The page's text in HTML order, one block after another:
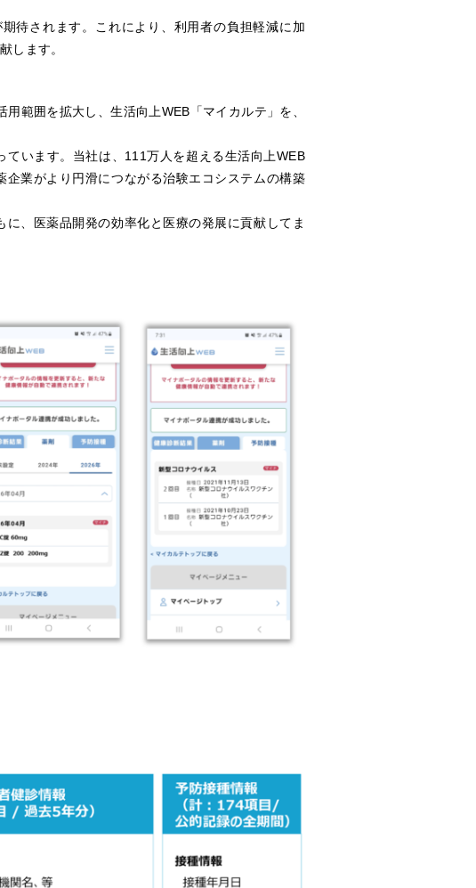
待されます。これにより、利用者の負担軽減に加
します。
用範囲を拡大し、生活向上WEB 「マイカルテ」を、
います。当社は、 111万人を超える生活向上WEB
業がより円滑につながる治験エコシステムの構築
、医薬品開発の効率化と医療の発展に貢献してま